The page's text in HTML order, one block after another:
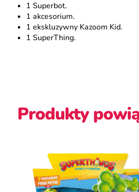
1 Superbot.
1 akcesorium.
1 ekskluzywny Kazoom Kid.
1 SuperThing.
Produkty